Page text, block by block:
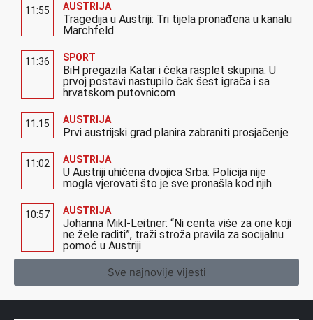
11:55 AUSTRIJA
Tragedija u Austriji: Tri tijela pronađena u kanalu
Marchfeld
11:36 SPORT
BiH pregazila Katar i čeka rasplet skupina: U
prvoj postavi nastupilo čak šest igrača i sa
hrvatskom putovnicom
11:15 AUSTRIJA
Prvi austrijski grad planira zabraniti prosjačenje
11:02 AUSTRIJA
U Austriji uhićena dvojica Srba: Policija nije
mogla vjerovati što je sve pronašla kod njih
10:57 AUSTRIJA
Johanna Mikl-Leitner: “Ni centa više za one koji
ne žele raditi”, traži stroža pravila za socijalnu
pomoć u Austriji
Sve najnovije vijesti